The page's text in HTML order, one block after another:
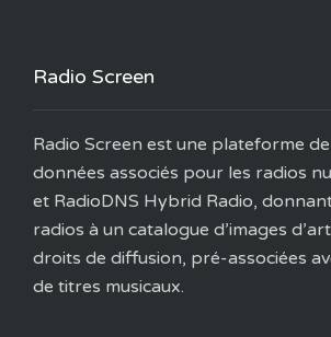
Radio Screen
Radio Screen est une plateforme
données associés pour les radios
et RadioDNS Hybrid Radio,
radios à un catalogue d’images
droits de diffusion, pré-associées
de titres musicaux.